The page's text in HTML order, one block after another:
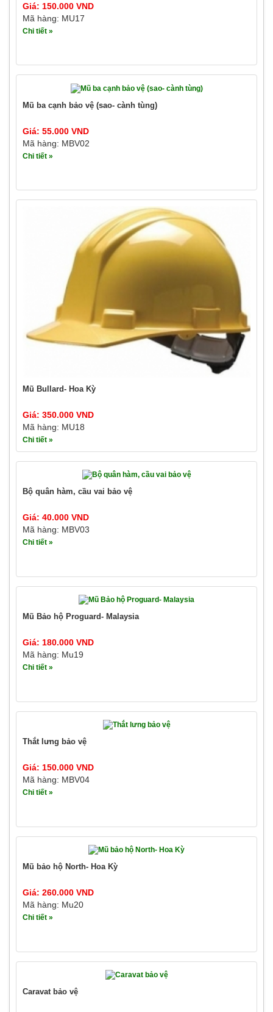
Giá: 150.000 VND
Mã hàng: MU17
Chi tiết »
Mũ ba cạnh bảo vệ (sao- cành tùng)
Giá: 55.000 VND
Mã hàng: MBV02
Chi tiết »
Mũ Bullard- Hoa Kỳ
Giá: 350.000 VND
Mã hàng: MU18
Chi tiết »
Bộ quân hàm, cầu vai bảo vệ
Giá: 40.000 VND
Mã hàng: MBV03
Chi tiết »
Mũ Bảo hộ Proguard- Malaysia
Giá: 180.000 VND
Mã hàng: Mu19
Chi tiết »
Thắt lưng bảo vệ
Giá: 150.000 VND
Mã hàng: MBV04
Chi tiết »
Mũ bảo hộ North- Hoa Kỳ
Giá: 260.000 VND
Mã hàng: Mu20
Chi tiết »
Caravat bảo vệ